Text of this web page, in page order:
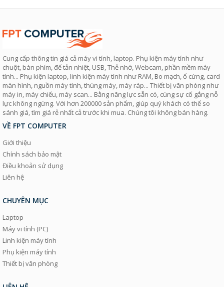
Cung cấp thông tin giá cả máy vi tính, laptop. Phụ kiện máy tính như
chuột, bàn phím, đế tản nhiệt, USB, Thẻ nhớ, Webcam, phần mềm máy
tính... Phụ kiện laptop, linh kiện máy tính như RAM, Bo mạch, ổ cứng, card
màn hình, nguồn máy tính, thùng máy, máy ráp... Thiết bị văn phòng như
máy in, máy chiếu, máy scan... Bằng năng lực sẵn có, cùng sự cố gắng nỗ
lực không ngừng. Với hơn 200000 sản phẩm, giúp quý khách có thể so
sánh giá, tìm giá rẻ nhất cả trước khi mua. Chúng tôi không bán hàng.
VỀ FPT COMPUTER
Giới thiệu
Chính sách bảo mật
Điều khoản sử dụng
Liên hệ
CHUYÊN MỤC
Laptop
Máy vi tính (PC)
Linh kiện máy tính
Phụ kiện máy tính
Thiết bị văn phòng